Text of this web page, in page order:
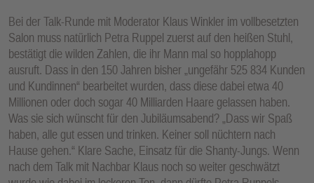
Bei der Talk-Runde mit Moderator Klaus Winkler im vollbesetzten
Salon muss natürlich Petra Ruppel zuerst auf den heißen Stuhl,
bestätigt die wilden Zahlen, die ihr Mann mal so hopplahopp
ausruft. Dass in den 150 Jahren bisher „ungefähr 525 834 Kunden
und Kundinnen“ bearbeitet wurden, dass diese dabei etwa 40
Millionen oder doch sogar 40 Milliarden Haare gelassen haben.
Was sie sich wünscht für den Jubiläumsabend? „Dass wir Spaß
haben, alle gut essen und trinken. Keiner soll nüchtern nach
Hause gehen.“ Klare Sache, Einsatz für die Shanty-Jungs. Wenn
nach dem Talk mit Nachbar Klaus noch so weiter geschwätzt